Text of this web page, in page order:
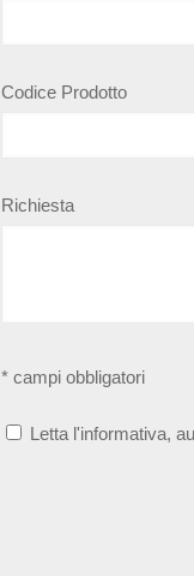
Codice Prodotto
Richiesta
* campi obbligatori
Letta l'informativa,